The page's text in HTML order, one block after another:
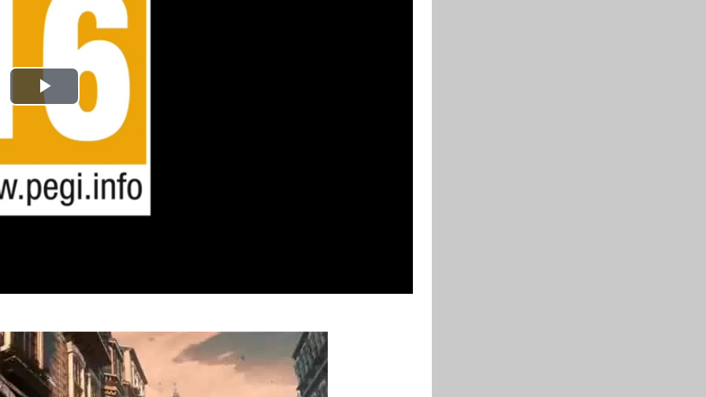
Play
Video